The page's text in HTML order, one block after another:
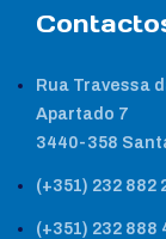
Rua Travessa
Apartado 7
3440-358
(+351) 232 882
(+351) 232 888